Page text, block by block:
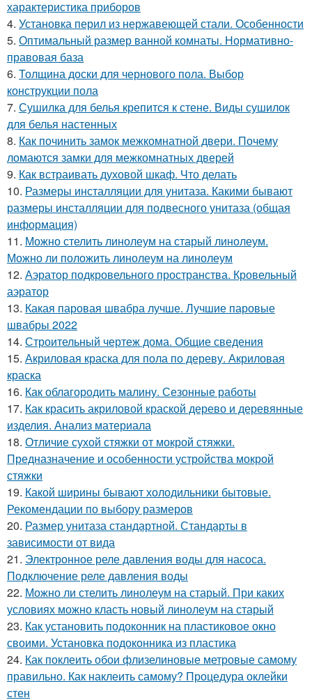
характеристика приборов
4. Установка перил из нержавеющей стали. Особенности
5. Оптимальный размер ванной комнаты. Нормативно-
правовая база
6. Толщина доски для чернового пола. Выбор
конструкции пола
7. Сушилка для белья крепится к стене. Виды сушилок
для белья настенных
8. Как починить замок межкомнатной двери. Почему
ломаются замки для межкомнатных дверей
9. Как встраивать духовой шкаф. Что делать
10. Размеры инсталляции для унитаза. Какими бывают
размеры инсталляции для подвесного унитаза (общая
информация)
11. Можно стелить линолеум на старый линолеум.
Можно ли положить линолеум на линолеум
12. Аэратор подкровельного пространства. Кровельный
аэратор
13. Какая паровая швабра лучше. Лучшие паровые
швабры 2022
14. Строительный чертеж дома. Общие сведения
15. Акриловая краска для пола по дереву. Акриловая
краска
16. Как облагородить малину. Сезонные работы
17. Как красить акриловой краской дерево и деревянные
изделия. Анализ материала
18. Отличие сухой стяжки от мокрой стяжки.
Предназначение и особенности устройства мокрой
стяжки
19. Какой ширины бывают холодильники бытовые.
Рекомендации по выбору размеров
20. Размер унитаза стандартной. Стандарты в
зависимости от вида
21. Электронное реле давления воды для насоса.
Подключение реле давления воды
22. Можно ли стелить линолеум на старый. При каких
условиях можно класть новый линолеум на старый
23. Как установить подоконник на пластиковое окно
своими. Установка подоконника из пластика
24. Как поклеить обои флизелиновые метровые самому
правильно. Как наклеить самому? Процедура оклейки
стен